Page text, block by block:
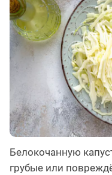
Белокочанную
грубые или